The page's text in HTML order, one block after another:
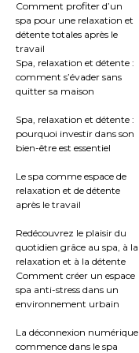
Comment profiter d’un
spa pour une relaxation et
détente totales après le
travail
Spa, relaxation et détente :
comment s’évader sans
quitter sa maison
Spa, relaxation et détente :
pourquoi investir dans son
bien-être est essentiel
Le spa comme espace de
relaxation et de détente
après le travail
Redécouvrez le plaisir du
quotidien grâce au spa, à la
relaxation et à la détente
Comment créer un espace
spa anti-stress dans un
environnement urbain
La déconnexion numérique
commence dans le spa